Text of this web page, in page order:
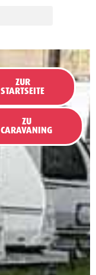
ZUR
STARTSEITE
ZU
CARAVANING